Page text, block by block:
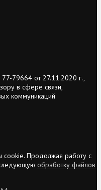
79664 от 27.11.2020 г.,
в сфере связи,
коммуникаций
cookie. Продолжая работу с
обработку файлов